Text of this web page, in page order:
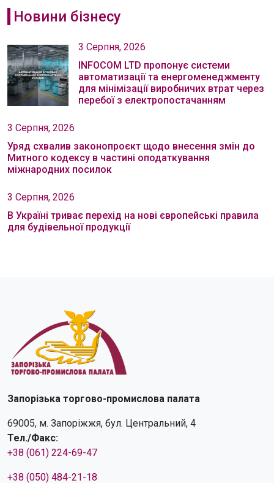
Новини бізнесу
3 Серпня, 2026
INFOCOM LTD пропонує системи
автоматизації та енергоменеджменту
для мінімізації виробничих втрат через
перебої з електропостачанням
3 Серпня, 2026
Уряд схвалив законопроєкт щодо внесення змін до
Митного кодексу в частині оподаткування
міжнародних посилок
3 Серпня, 2026
В Україні триває перехід на нові європейські правила
для будівельної продукції
Запорізька торгово-промислова палата
69005, м. Запоріжжя, бул. Центральний, 4
Тел./Факс:
+38 (061) 224-69-47
+38 (050) 484-21-18